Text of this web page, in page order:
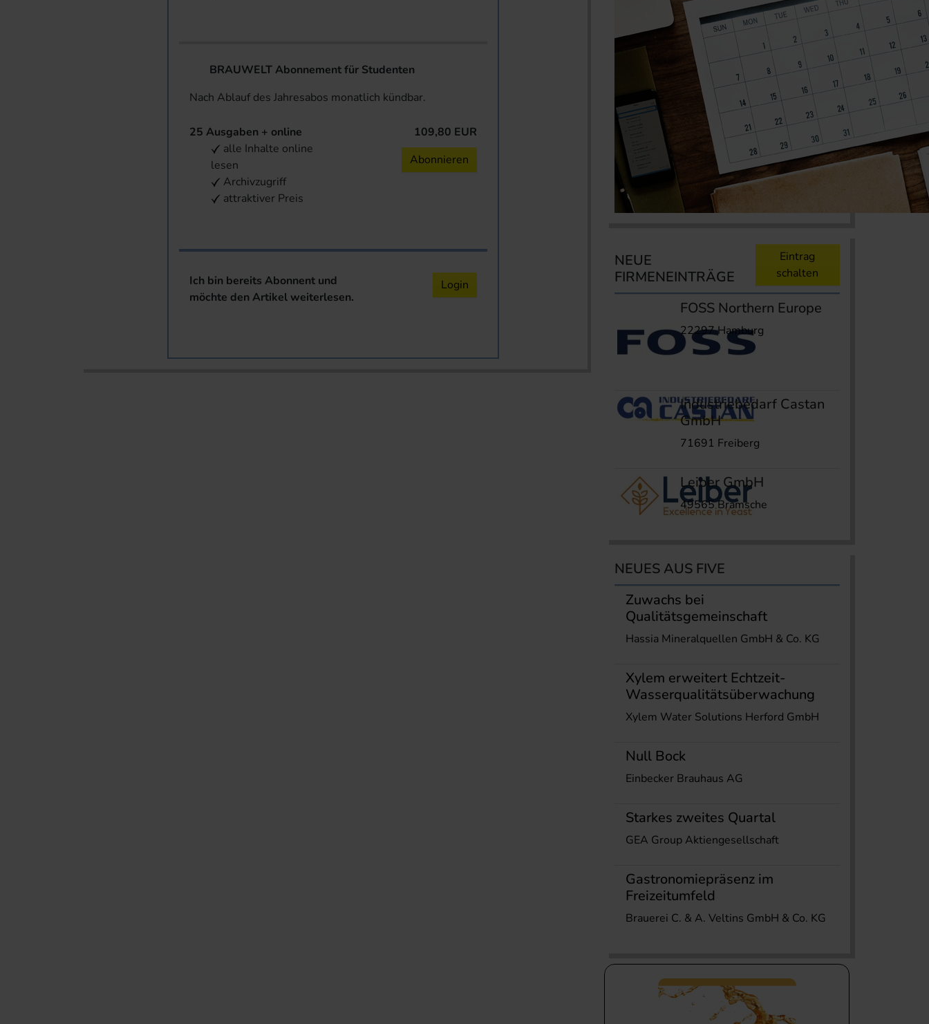
BRAUWELT Abonnement für Studenten
Nach Ablauf des Jahresabos monatlich kündbar.
25 Ausgaben + online
alle Inhalte online
lesen
Archivzugriff
attraktiver Preis
109,80 EUR
Abonnieren
Ich bin bereits Abonnent und
möchte den Artikel weiterlesen.
Login
NEUE
FIRMENEINTRÄGE
Eintrag
schalten
FOSS Northern Europe
22297 Hamburg
Industriebedarf Castan
GmbH
71691 Freiberg
Leiber GmbH
49565 Bramsche
NEUES AUS FIVE
Zuwachs bei
Qualitätsgemeinschaft
Hassia Mineralquellen GmbH & Co. KG
Xylem erweitert Echtzeit-
Wasserqualitätsüberwachung
Xylem Water Solutions Herford GmbH
Null Bock
Einbecker Brauhaus AG
Starkes zweites Quartal
GEA Group Aktiengesellschaft
Gastronomiepräsenz im
Freizeitumfeld
Brauerei C. & A. Veltins GmbH & Co. KG